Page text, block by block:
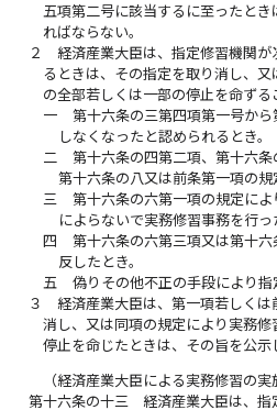
五項第二号に該当するに至ったと
ればならない。
２
経済産業大臣は、指定修習機関
るときは、その指定を取り消し、
の全部若しくは一部の停止を命ずる
一
第十六条の三第四項第一号か
しなくなったと認められるとき。
二
第十六条の四第二項、第十六条
第十六条の八又は前条第一項の規
三
第十六条の六第一項の規定に
によらないで実務修習事務を行っ
四
第十六条の六第三項又は第十
反したとき。
五
偽りその他不正の手段により指
３
経済産業大臣は、第一項若しく
消し、又は同項の規定により実務
停止を命じたときは、その旨を公示
（経済産業大臣による実務修習の実
第十六条の十三
経済産業大臣は、